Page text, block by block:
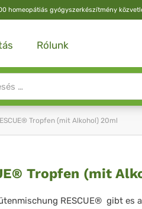
homeopátiás gyógyszerkészítmény
Rólunk
Tropfen (mit Alkohol) 20ml
Tropfen (mit
RESCUE® gibt es